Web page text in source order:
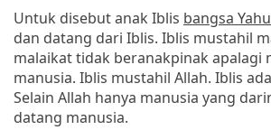
Untuk disebut anak Iblis bangsa
dan datang dari Iblis. Iblis mustahil
malaikat tidak beranakpinak apalagi
manusia. Iblis mustahil Allah. Iblis
Selain Allah hanya manusia yang
datang manusia.